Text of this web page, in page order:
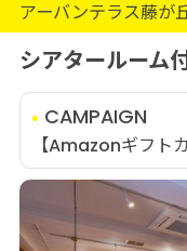
アーバンテラス藤が
シアタールーム
CAMPAIGN
【Amazonギフト